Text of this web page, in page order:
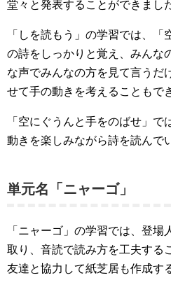
堂々と発表することができまし
「しを読もう」の学習では、「
の詩をしっかりと覚え、みんな
な声でみんなの方を見て言うだ
せて手の動きを考えることもで
「空にぐうんと手をのばせ」で
動きを楽しみながら詩を読んで
単元名「ニャーゴ」
「ニャーゴ」の学習では、登
取り、音読で読み方を工夫する
友達と協力して紙芝居も作成す